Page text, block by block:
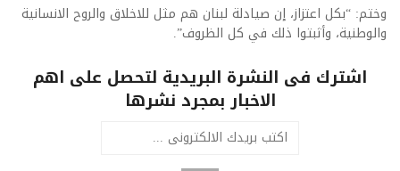
وختم: “بكل اعتزاز، إن صيادلة لبنان هم مثل للاخلاق والروح الانسانية
والوطنية، وأثبتوا ذلك في كل الظروف”.
اشترك فى النشرة البريدية لتحصل على اهم
الاخبار بمجرد نشرها